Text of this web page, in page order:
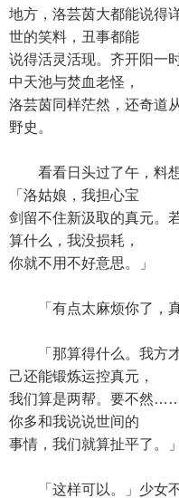
地方，洛芸茵大都能说得
世的笑料，丑事都能
说得活灵活现。齐开阳一
中天池与焚血老怪，
洛芸茵同样茫然，还奇道
野史。
看看日头过了午，料想
「洛姑娘，我担心宝
剑留不住新汲取的真元。
算什么，我没损耗，
你就不用不好意思。」
「有点太麻烦你了，真
「那算得什么。我方才
己还能锻炼运控真元，
我们算是两帮。要不然……
你多和我说说世间的
事情，我们就算扯平了。」
「这样可以。」少女不